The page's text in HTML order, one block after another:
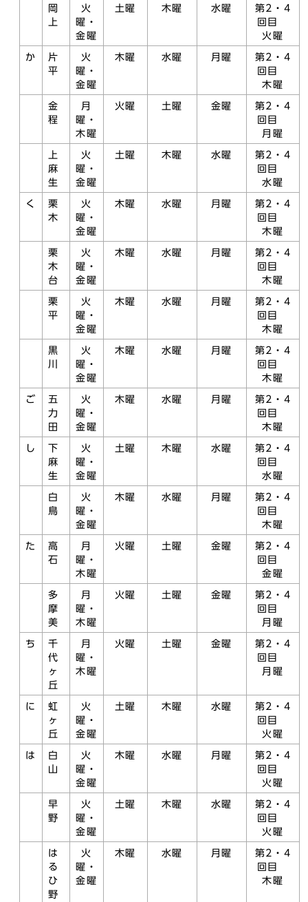
岡
上
火
曜・
金曜
土曜 木曜 水曜
第2・4
回目
火曜
か
片
平
火
曜・
金曜
木曜 水曜 月曜
第2・4
回目
木曜
金
程
月
曜・
木曜
火曜 土曜 金曜
第2・4
回目
月曜
上
麻
生
火
曜・
金曜
土曜 木曜 水曜
第2・4
回目
水曜
く
栗
木
火
曜・
金曜
木曜 水曜 月曜
第2・4
回目
木曜
栗
木
台
火
曜・
金曜
木曜 水曜 月曜
第2・4
回目
木曜
栗
平
火
曜・
金曜
木曜 水曜 月曜
第2・4
回目
木曜
黒
川
火
曜・
金曜
木曜 水曜 月曜
第2・4
回目
木曜
ご
五
力
田
火
曜・
金曜
木曜 水曜 月曜
第2・4
回目
木曜
し
下
麻
生
火
曜・
金曜
土曜 木曜 水曜
第2・4
回目
水曜
白
鳥
火
曜・
金曜
木曜 水曜 月曜
第2・4
回目
木曜
た
高
石
月
曜・
木曜
火曜 土曜 金曜
第2・4
回目
金曜
多
摩
美
月
曜・
木曜
火曜 土曜 金曜
第2・4
回目
月曜
ち
千
代
ヶ
丘
月
曜・
木曜
火曜 土曜 金曜
第2・4
回目
月曜
に
虹
ヶ
丘
火
曜・
金曜
土曜 木曜 水曜
第2・4
回目
火曜
は
白
山
火
曜・
金曜
木曜 水曜 月曜
第2・4
回目
火曜
早
野
火
曜・
金曜
土曜 木曜 水曜
第2・4
回目
火曜
は
る
ひ
野
火
曜・
金曜
木曜 水曜 月曜
第2・4
回目
木曜